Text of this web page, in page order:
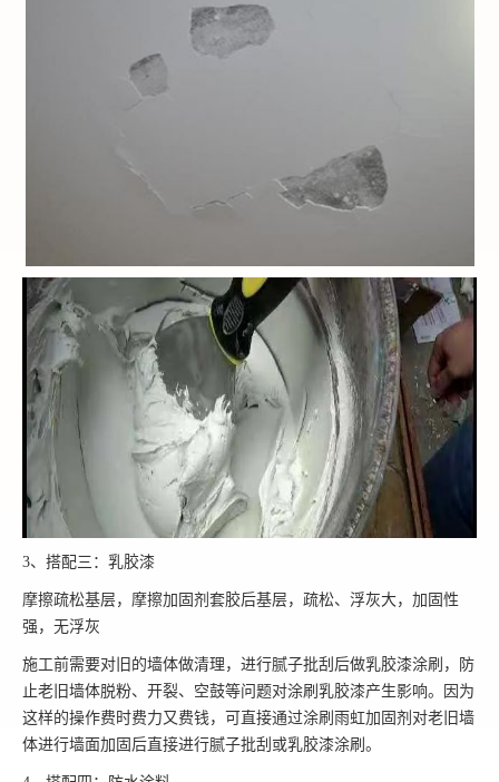
3、搭配三：乳胶漆
摩擦疏松基层，摩擦加固剂套胶后基层，疏松、浮灰大，加固性
强，无浮灰
施工前需要对旧的墙体做清理，进行腻子批刮后做乳胶漆涂刷，防
止老旧墙体脱粉、开裂、空鼓等问题对涂刷乳胶漆产生影响。因为
这样的操作费时费力又费钱，可直接通过涂刷雨虹加固剂对老旧墙
体进行墙面加固后直接进行腻子批刮或乳胶漆涂刷。